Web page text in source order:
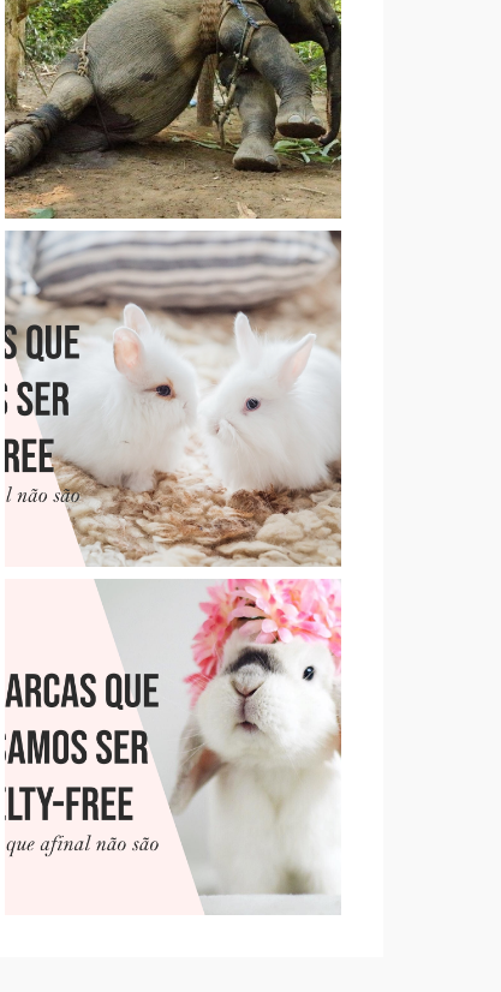
CARTA ABERTA DE UM
ACTIVISTA AOS TURISTAS
QUE PASSEIAM EM
ELEFANTES
13 MARCAS QUE PENSAMOS
SER CRUELTY-FREE, MAS
QUE NÃO SÃO
10 MARCAS QUE PENSAMOS
SER CRUELTY-FREE, MAS
QUE NÃO SÃO (PT. 2)